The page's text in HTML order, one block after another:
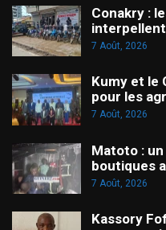
Conakry :
7 Août, 2026
Kumy et le
pour les
7 Août, 2026
Matoto :
boutiques
7 Août, 2026
Kassory